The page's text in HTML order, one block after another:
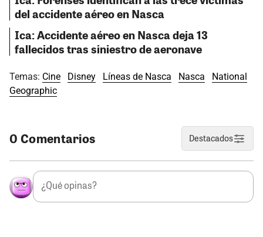
del accidente aéreo en Nasca
Ica: Accidente aéreo en Nasca deja 13
fallecidos tras siniestro de aeronave
Temas: Cine Disney Líneas de Nasca Nasca
National
Geographic
0 Comentarios Destacados